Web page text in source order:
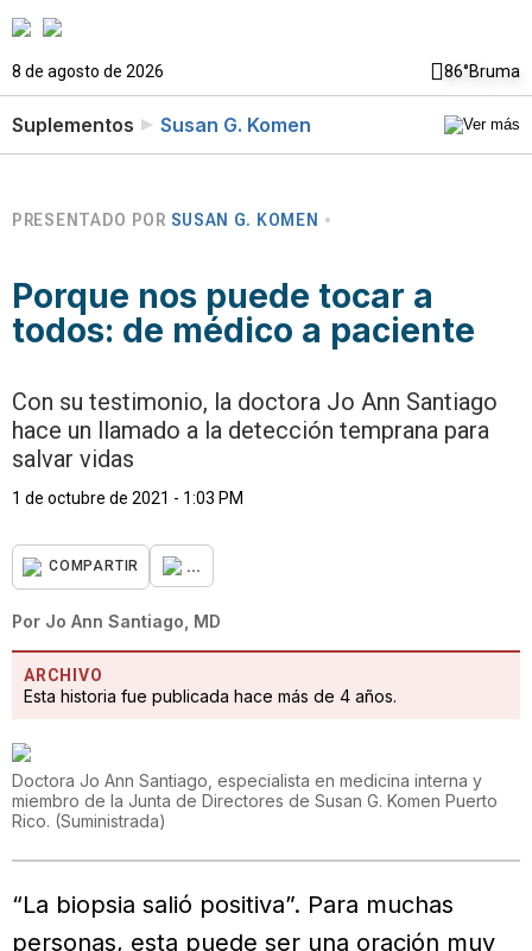
8 de agosto de 2026 86°Bruma
Suplementos Susan G. Komen
PRESENTADO POR SUSAN G. KOMEN
Porque nos puede tocar a
todos: de médico a paciente
Con su testimonio, la doctora Jo Ann Santiago
hace un llamado a la detección temprana para
salvar vidas
1 de octubre de 2021 - 1:03 PM
COMPARTIR ...
Por Jo Ann Santiago, MD
ARCHIVO
Esta historia fue publicada hace más de 4 años.
Doctora Jo Ann Santiago, especialista en medicina interna y
miembro de la Junta de Directores de Susan G. Komen Puerto
Rico. (Suministrada)
“La biopsia salió positiva”. Para muchas
personas, esta puede ser una oración muy